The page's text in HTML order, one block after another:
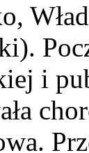
i